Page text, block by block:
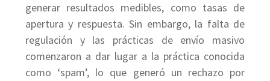
generar resultados medibles, como tasas de
apertura y respuesta. Sin embargo, la falta de
regulación y las prácticas de envío masivo
comenzaron a dar lugar a la práctica conocida
como ‘spam’, lo que generó un rechazo por